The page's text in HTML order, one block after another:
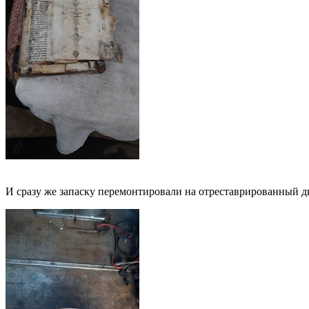
И сразу же запаску перемонтировали на отреставрированный